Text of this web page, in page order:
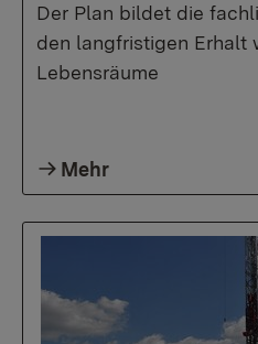
Der Plan bildet die
den langfristigen Erhalt
Lebensräume
Mehr